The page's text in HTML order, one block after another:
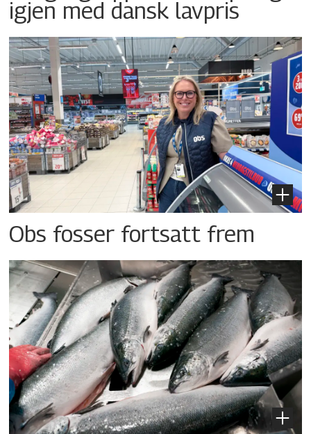
igjen med dansk lavpris
Obs fosser fortsatt frem